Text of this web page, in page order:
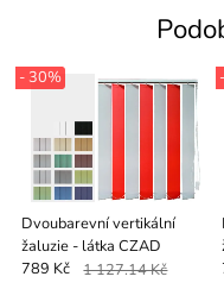
Dvoubarevní vertikální
žaluzie - látka CZAD
- 30%
789 Kč 1 127.14 Kč